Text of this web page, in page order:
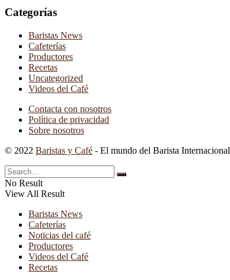
Categorías
Baristas News
Cafeterías
Productores
Recetas
Uncategorized
Videos del Café
Contacta con nosotros
Política de privacidad
Sobre nosotros
© 2022 Baristas y Café - El mundo del Barista Internacional
No Result
View All Result
Baristas News
Cafeterías
Noticias del café
Productores
Videos del Café
Recetas